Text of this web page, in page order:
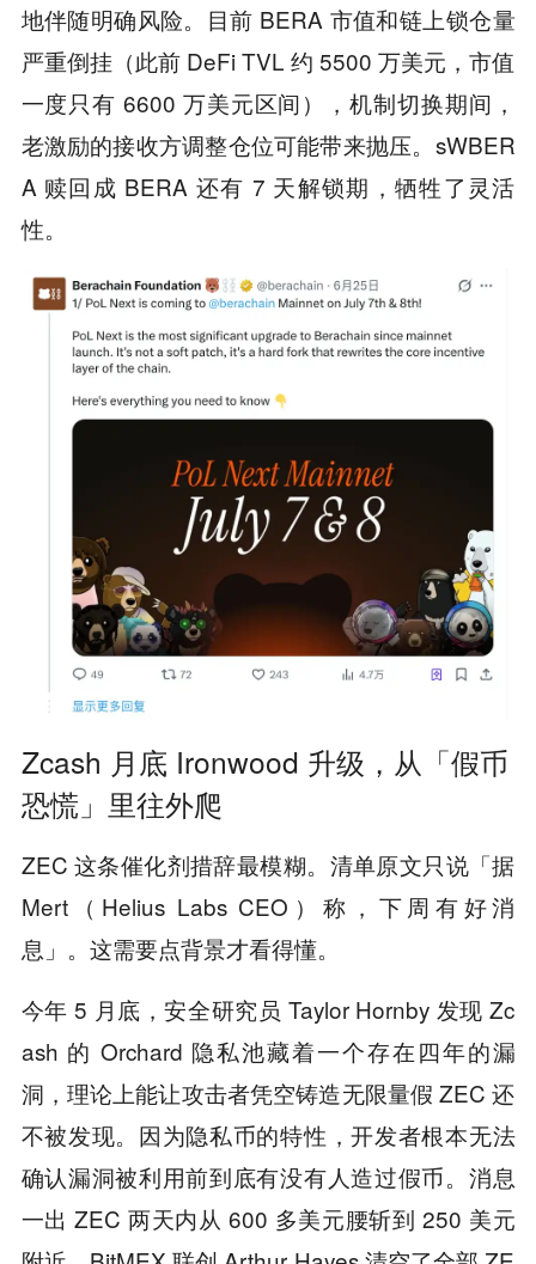
地伴随明确风险。目前 BERA 市值和链上锁仓量
严重倒挂（此前 DeFi TVL 约 5500 万美元，市值
一度只有 6600 万美元区间），机制切换期间，
老激励的接收方调整仓位可能带来抛压。sWBER
A 赎回成 BERA 还有 7 天解锁期，牺牲了灵活
性。
Zcash 月底 Ironwood 升级，从「假币
恐慌」里往外爬
ZEC 这条催化剂措辞最模糊。清单原文只说「据
Mert（Helius Labs CEO）称，下周有好消
息」。这需要点背景才看得懂。
今年 5 月底，安全研究员 Taylor Hornby 发现 Zc
ash 的 Orchard 隐私池藏着一个存在四年的漏
洞，理论上能让攻击者凭空铸造无限量假 ZEC 还
不被发现。因为隐私币的特性，开发者根本无法
确认漏洞被利用前到底有没有人造过假币。消息
一出 ZEC 两天内从 600 多美元腰斩到 250 美元